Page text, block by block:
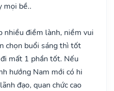
mọi bề..
nhiều điềm lành, niềm vui
chọn buổi sáng thì tốt
mất 1 phần tốt. Nếu
hướng Nam mới có hi
đạo, quan chức cao